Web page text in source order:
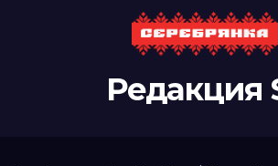
Редакция